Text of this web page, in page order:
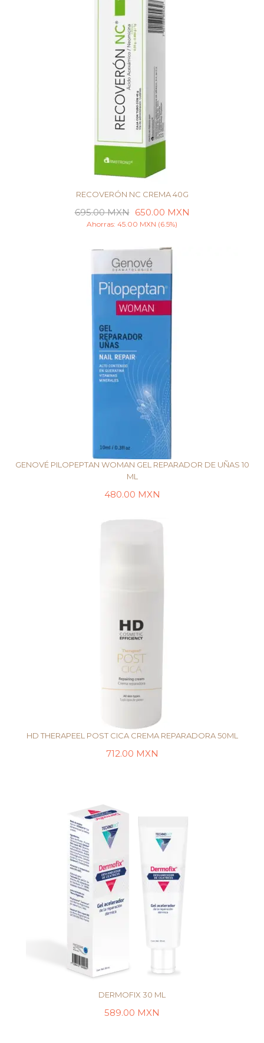
RECOVERÓN NC CREMA 40G
695.00MXN 650.00 MXN
Ahorras: 45.00 MXN (6.5%)
GENOVÉ PILOPEPTAN WOMAN GEL REPARADOR DE UÑAS 10
ML
480.00 MXN
HD THERAPEEL POST CICA CREMA REPARADORA 50ML
712.00 MXN
DERMOFIX 30 ML
589.00 MXN